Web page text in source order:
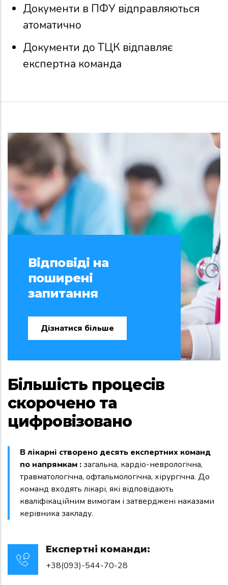
Документи в ПФУ відправляються
атоматично
Документи до ТЦК відпавляє
експертна команда
Відповіді на
поширені
запитання
Дізнатися більше
Більшість процесів
скорочено та
цифровізовано
В лікарні створено десять експертних команд
по напрямкам :загальна, кардіо-неврологічна,
травматологічна, офтальмологічна, хірургічна. До
команд входять лікарі, які відповідають
кваліфікаційним вимогам і затверджені наказами
керівника закладу.
Експертні команди:
+38(093)-544-70-28